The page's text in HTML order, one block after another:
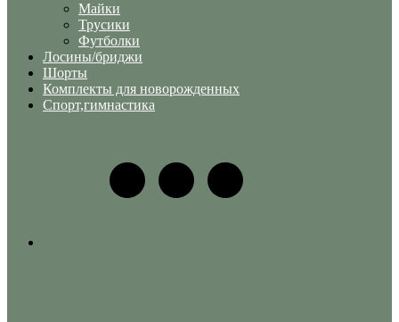
Майки
Трусики
Футболки
Лосины/бриджи
Шорты
Комплекты для новорожденных
Спорт,гимнастика